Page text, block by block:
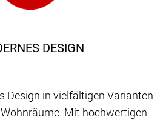
DESIGN
Design in vielfältigen Varianten
Mit hochwertigen